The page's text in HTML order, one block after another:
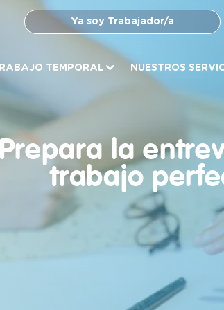
Ya soy Trabajador/a
TEMPORAL NUESTROS
la
trabajo